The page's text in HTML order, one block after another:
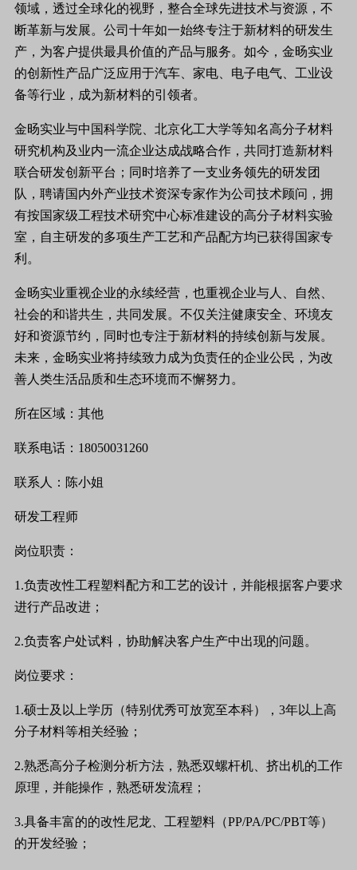
领域，透过全球化的视野，整合全球先进技术与资源，不
断革新与发展。公司十年如一始终专注于新材料的研发生
产，为客户提供最具价值的产品与服务。如今，金旸实业
的创新性产品广泛应用于汽车、家电、电子电气、工业设
备等行业，成为新材料的引领者。
金旸实业与中国科学院、北京化工大学等知名高分子材料
研究机构及业内一流企业达成战略合作，共同打造新材料
联合研发创新平台；同时培养了一支业务领先的研发团
队，聘请国内外产业技术资深专家作为公司技术顾问，拥
有按国家级工程技术研究中心标准建设的高分子材料实验
室，自主研发的多项生产工艺和产品配方均已获得国家专
利。
金旸实业重视企业的永续经营，也重视企业与人、自然、
社会的和谐共生，共同发展。不仅关注健康安全、环境友
好和资源节约，同时也专注于新材料的持续创新与发展。
未来，金旸实业将持续致力成为负责任的企业公民，为改
善人类生活品质和生态环境而不懈努力。
所在区域：其他
联系电话： 18050031260
联系人：陈小姐
研发工程师
岗位职责：
1.负责改性工程塑料配方和工艺的设计，并能根据客户要求
进行产品改进；
2.负责客户处试料，协助解决客户生产中出现的问题。
岗位要求：
1.硕士及以上学历（特别优秀可放宽至本科）， 3年以上高
分子材料等相关经验；
2.熟悉高分子检测分析方法，熟悉双螺杆机、挤出机的工作
原理，并能操作，熟悉研发流程；
3.具备丰富的的改性尼龙、工程塑料（PP/PA/PC/PBT等）
的开发经验；